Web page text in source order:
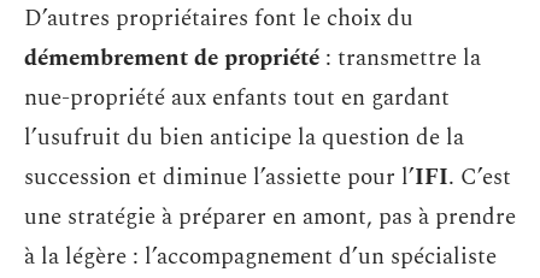
D’autres propriétaires font le choix du
démembrement de propriété : transmettre la
nue-propriété aux enfants tout en gardant
l’usufruit du bien anticipe la question de la
succession et diminue l’assiette pour l’IFI. C’est
une stratégie à préparer en amont, pas à prendre
à la légère : l’accompagnement d’un spécialiste